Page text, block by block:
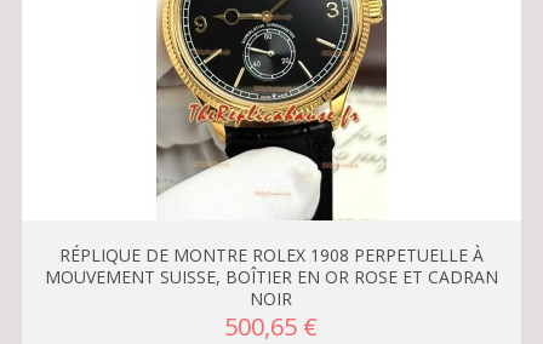
RÉPLIQUE DE MONTRE ROLEX 1908 PERPETUELLE À
MOUVEMENT SUISSE, BOÎTIER EN OR ROSE ET CADRAN
NOIR
500,65 €